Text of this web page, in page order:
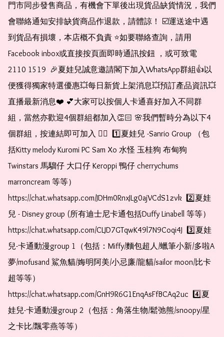
門市同步發售商品，有機會下單後出現貨品缺貨情況，我們
會聯絡通知安排缺貨商品作退款，請體諒！ ☑️運送途中遇
到貨品有損壞，本店概不負責 ⭐️如要聯絡查詢，請用
Facebook inbox或直接按頁面即時通訊按鈕 ，或可致電
2110 1519  🎉夏娃兒誠意邀請閣下加入WhatsApp群組👍以
便獲得獨家特選優惠💥每日新貨上架消息💥預訂產品資訊💥
直播最新消息❤️ 💕大家可以按個人卡通喜好加入不同群
組，當然亦歡迎4個群組都加入👏🏻 🌸我們暫時分為以下4
個群組，按連結即可加入 👇🏻  1️⃣夏娃兒 -Sanrio Group （包
括Kitty melody Kuromi PC Sam Xo 水怪 玉桂狗 布甸狗
Twinstars 馬騮仔 大口仔 Keroppi 鴨仔 cherrychums
marroncream 等等）
https://chat.whatsapp.com/JDHm0RnxJLg0ajVCdS1zvk  2️⃣夏娃
兒 - Disney group (所有迪士尼卡通包括Duffy Linabell 等等）
https://chat.whatsapp.com/CLJD7GTqwK49l7N9Coqi4J  3️⃣夏娃
兒-卡通動漫group 1（包括：Miffy/麵包超人/蠟筆小新/多啦A
夢/mofusand 鯊魚貓/娒明阿美/小忌廉/龍貓/sailor moon/比卡
超等等）
https://chat.whatsapp.com/GnH9R6G1EnqAsFfBCAq2uc  4️⃣夏
娃兒-卡通動漫group 2（包括：角落生物/鬆弛熊/snoopy/星
之卡比/飄零燕等等）